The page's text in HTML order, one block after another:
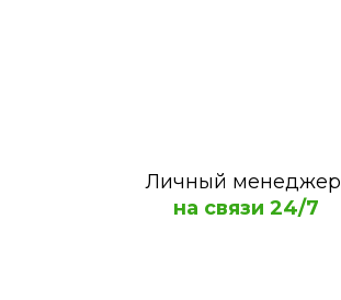
Личный менеджер
на связи 24/7